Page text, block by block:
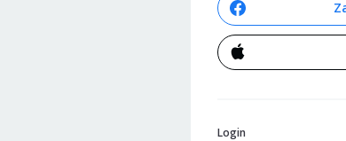
Login